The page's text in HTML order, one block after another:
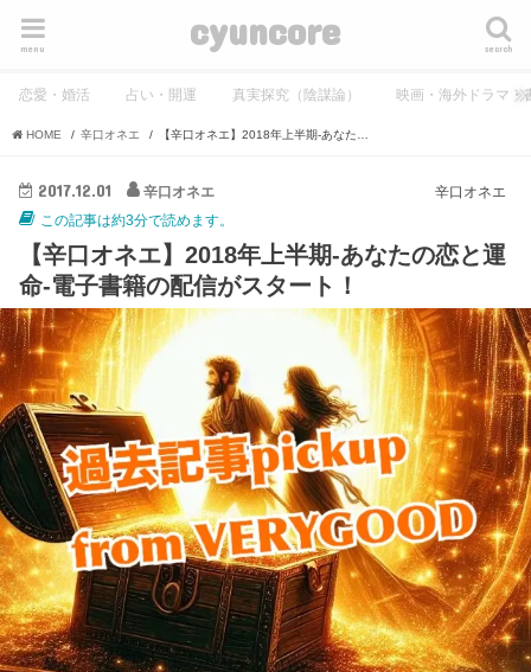
cyuncore search
menu
恋愛・婚活 占い・開運 真実探究（陰謀論） 映画・海外ドラマ・
HOME 辛口オネエ
辛口オネエ
2017.12.01
辛口オネエ
この記事は約3分で読めます。
【辛口オネエ】2018年上半期-あなたの恋と運
命-電子書籍の配信がスタート！